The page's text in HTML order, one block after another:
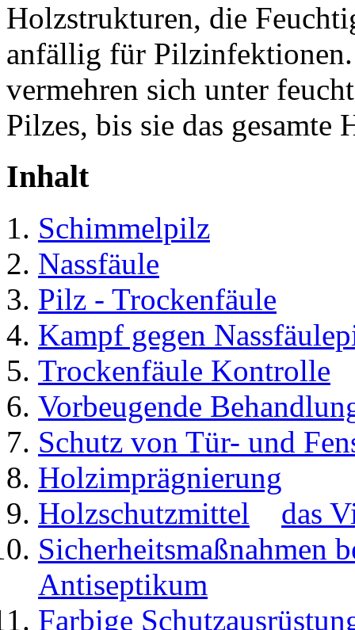
Holzstrukturen, die
anfällig für
vermehren sich unter
Pilzes, bis sie das gesamte
Inhalt
Schimmelpilz
Nassfäule
Pilz - Trockenfäule
Kampf gegen
Trockenfäule Kontrolle
Vorbeugende
Schutz von Tür- und
Holzimprägnierung
Holzschutzmittel
das
Sicherheitsmaßnahmen
Antiseptikum
Farbige